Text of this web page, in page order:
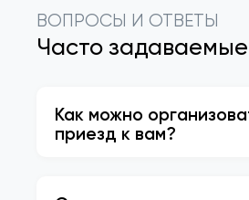
ВОПРОСЫ И ОТВЕТЫ
Часто
Как можно
приезд к вам?